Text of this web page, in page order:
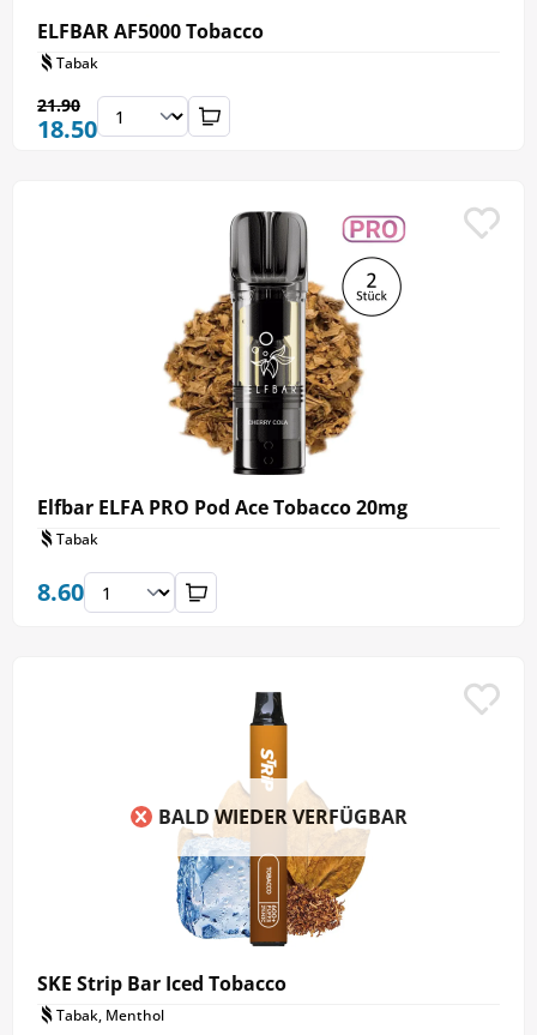
ELFBAR AF5000 Tobacco
Tabak
18.50
21.90
Elfbar ELFA PRO Pod Ace Tobacco 20mg
Tabak
8.60
BALD WIEDER VERFÜGBAR
SKE Strip Bar Iced Tobacco
Tabak, Menthol